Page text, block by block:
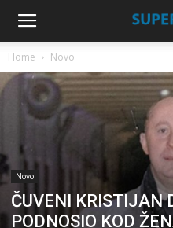
Home Novo
Novo
ČUVENI KRISTIJAN
PODNOSIO KOD